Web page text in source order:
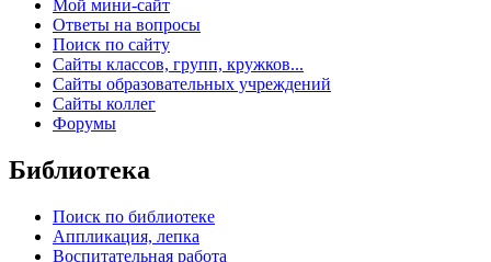
Мой мини-сайт
Ответы на вопросы
Поиск по сайту
Сайты классов, групп, кружков...
Сайты образовательных учреждений
Сайты коллег
Форумы
Библиотека
Поиск по библиотеке
Аппликация, лепка
Воспитательная работа